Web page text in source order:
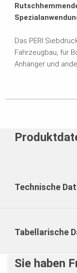
Das PERI
Fahrzeugbau, für
Anhänger und
Technische
Tabellarische
Sie haben